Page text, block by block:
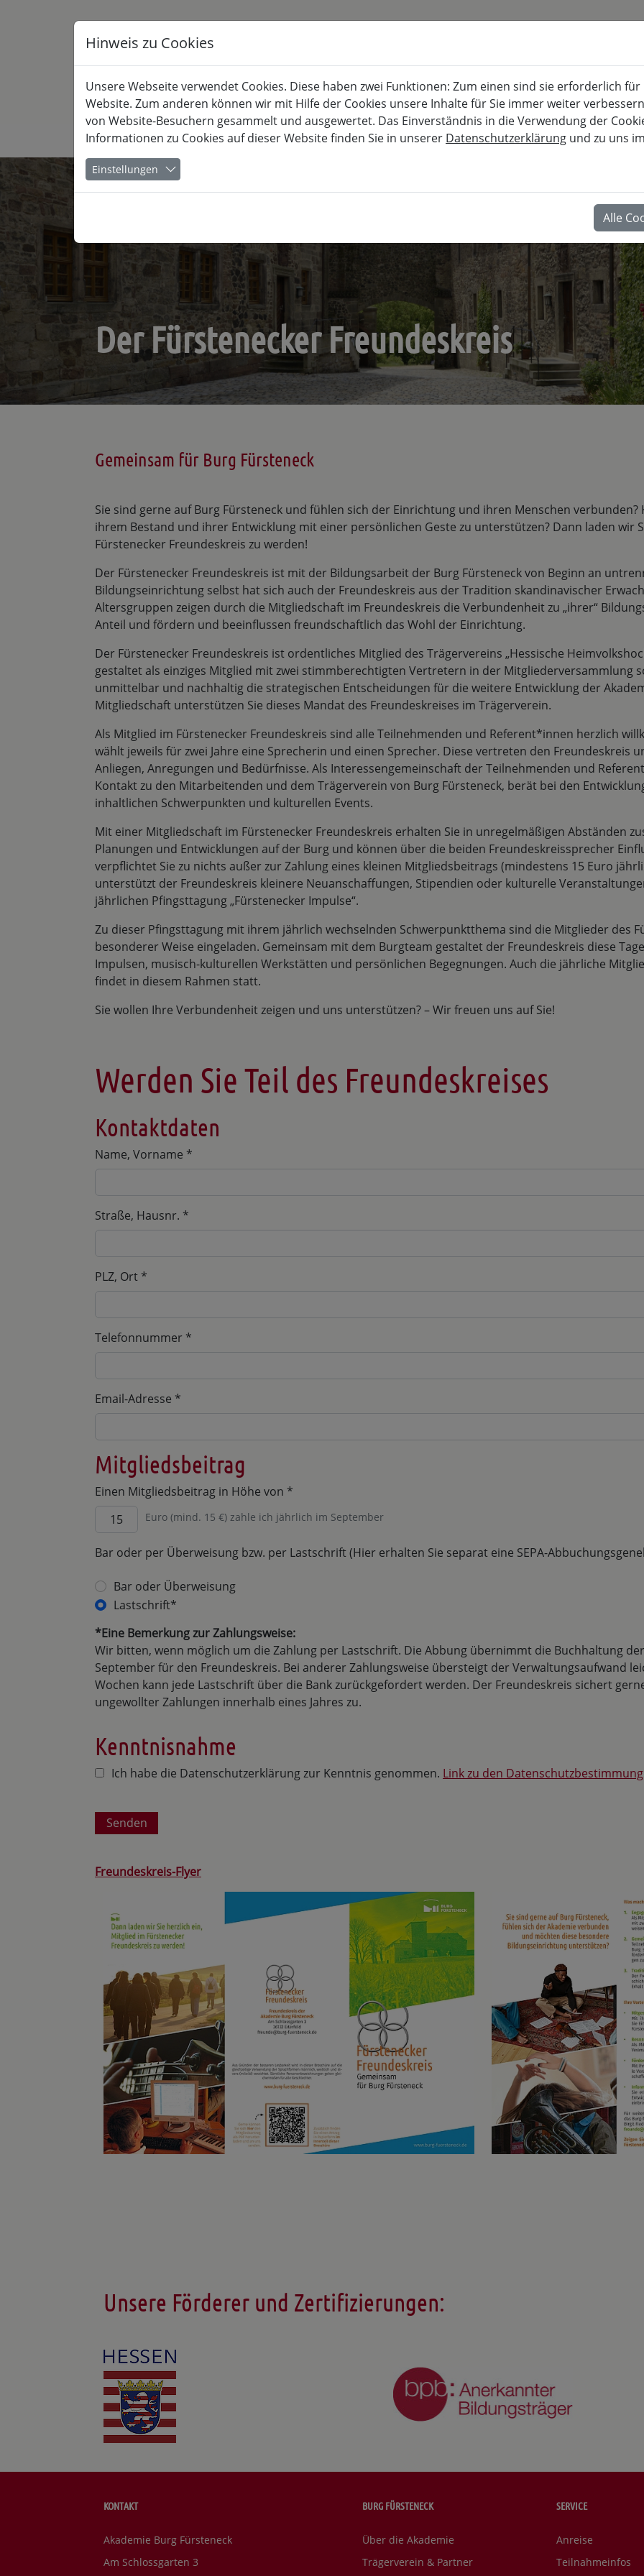
Akademie für musisch-kulturelle,
KULTUR BERUF
Der Fürstenecker Freundeskreis
Gemeinsam für Burg Fürsteneck
Sie sind gerne auf Burg Fürsteneck und fühlen sich der Einrichtung und ihren Menschen
ihrem Bestand und ihrer Entwicklung mit einer persönlichen Geste zu unterstützen? Dann laden wir
Fürstenecker Freundeskreis zu werden!
Der Fürstenecker Freundeskreis ist mit der Bildungsarbeit der Burg Fürsteneck von Beginn an
Bildungseinrichtung selbst hat sich auch der Freundeskreis aus der Tradition skandinavischer
Altersgruppen zeigen durch die Mitgliedschaft im Freundeskreis die Verbundenheit zu „ihrer“
Anteil und fördern und beeinflussen freundschaftlich das Wohl der Einrichtung.
Der Fürstenecker Freundeskreis ist ordentliches Mitglied des Trägervereins „Hessische
gestaltet als einziges Mitglied mit zwei stimmberechtigten Vertretern in der Mitgliederversammlung
unmittelbar und nachhaltig die strategischen Entscheidungen für die weitere Entwicklung der
Mitgliedschaft unterstützen Sie dieses Mandat des Freundeskreises im Trägerverein.
Als Mitglied im Fürstenecker Freundeskreis sind alle Teilnehmenden und Referent*innen herzlich
wählt jeweils für zwei Jahre eine Sprecherin und einen Sprecher. Diese vertreten den Freundeskreis
Anliegen, Anregungen und Bedürfnisse. Als Interessengemeinschaft der Teilnehmenden und
Kontakt zu den Mitarbeitenden und dem Trägerverein von Burg Fürsteneck, berät bei den
inhaltlichen Schwerpunkten und kulturellen Events.
Mit einer Mitgliedschaft im Fürstenecker Freundeskreis erhalten Sie in unregelmäßigen Abständen
Planungen und Entwicklungen auf der Burg und können über die beiden Freundeskreissprecher
verpflichtet Sie zu nichts außer zur Zahlung eines kleinen Mitgliedsbeitrags (mindestens 15 Euro
unterstützt der Freundeskreis kleinere Neuanschaffungen, Stipendien oder kulturelle
jährlichen Pfingsttagung „Fürstenecker Impulse“.
Zu dieser Pfingsttagung mit ihrem jährlich wechselnden Schwerpunktthema sind die Mitglieder des
besonderer Weise eingeladen. Gemeinsam mit dem Burgteam gestaltet der Freundeskreis diese
Impulsen, musisch-kulturellen Werkstätten und persönlichen Begegnungen. Auch die jährliche
findet in diesem Rahmen statt.
Sie wollen Ihre Verbundenheit zeigen und uns unterstützen? – Wir freuen uns auf Sie!
Werden Sie Teil des Freundeskreises
Kontaktdaten
Name, Vorname *
Straße, Hausnr. *
PLZ, Ort *
Telefonnummer *
Email-Adresse *
Mitgliedsbeitrag
Einen Mitgliedsbeitrag in Höhe von *
Euro (mind. 15 €) zahle ich jährlich im September
Bar oder per Überweisung bzw. per Lastschrift (Hier erhalten Sie separat eine SEPA-
Bar oder Überweisung
Lastschrift*
*Eine Bemerkung zur Zahlungsweise:
Wir bitten, wenn möglich um die Zahlung per Lastschrift. Die Abbung übernimmt die Buchhaltung
September für den Freundeskreis. Bei anderer Zahlungsweise übersteigt der Verwaltungsaufwand
Wochen kann jede Lastschrift über die Bank zurückgefordert werden. Der Freundeskreis sichert
ungewollter Zahlungen innerhalb eines Jahres zu.
Kenntnisnahme
Ich habe die Datenschutzerklärung zur Kenntnis genommen. Link zu den
Senden
Freundeskreis-Flyer
Unsere Förderer und Zertifizierungen:
BURG FÜRSTENECK
Über die Akademie
Trägerverein & Partner
SERVICE
Anreise
Teilnahmeinfos
KONTAKT
Akademie Burg Fürsteneck
Am Schlossgarten 3
Hinweis zu Cookies
Unsere Webseite verwendet Cookies. Diese haben zwei Funktionen: Zum einen sind sie erforderlich
Website. Zum anderen können wir mit Hilfe der Cookies unsere Inhalte für Sie immer weiter
von Website-Besuchern gesammelt und ausgewertet. Das Einverständnis in die Verwendung der
Informationen zu Cookies auf dieser Website finden Sie in unserer Datenschutzerklärung und zu uns im
Einstellungen
Alle